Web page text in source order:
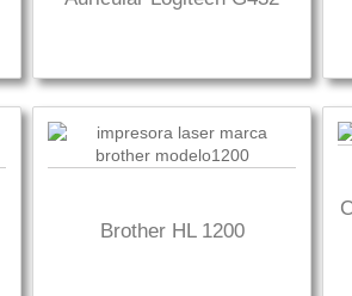
Brother HL 1200